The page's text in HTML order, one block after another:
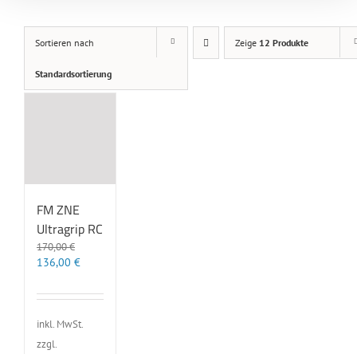
Sortieren nach
Standardsortierung
Zeige 12 Produkte
FM ZNE
Ultragrip RC
170,00€
Ursprünglicher
war:
136,00 €Aktueller
ist:
inkl. MwSt.
zzgl.